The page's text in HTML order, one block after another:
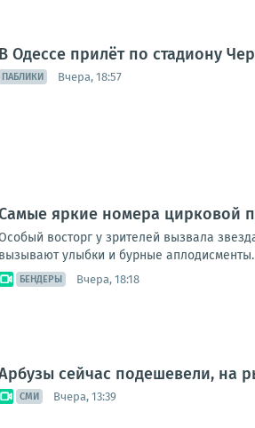
В Одессе прилёт по стадиону
ПАБЛИКИ Вчера, 18:57
яркие номера цирковой
восторг у зрителей вызвала
вызывают улыбки и бурные аплодисменты.
БЕНДЕРЫ Вчера, 18:18
сейчас подешевели, на
СМИ Вчера, 13:39